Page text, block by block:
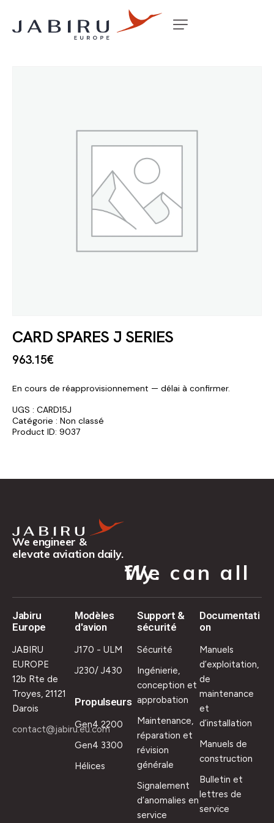
Accueil Non classé
CARD SPARES J SERIES
963.15€
En cours de réapprovisionnement — délai à confirmer.
UGS : CARD15J
Catégorie : Non classé
Product ID: 9037
We engineer &
elevate aviation daily.
We can all fly.
Jabiru
Europe
JABIRU
EUROPE
12b Rte de
Troyes, 21121
Darois
contact@jabiru.eu.com
Modèles
d'avion
J170 - ULM
J230/ J430
Propulseurs
Gen4 2200
Gen4 3300
Hélices
Support &
sécurité
Sécurité
Ingénierie,
conception et
approbation
Maintenance,
réparation et
révision
générale
Signalement
d’anomalies en
service
Documentati
on
Manuels
d’exploitation,
de
maintenance
et
d’installation
Manuels de
construction
Bulletin et
lettres de
service